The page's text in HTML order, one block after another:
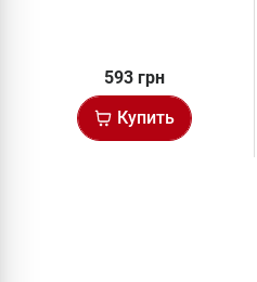
593 грн
Купить